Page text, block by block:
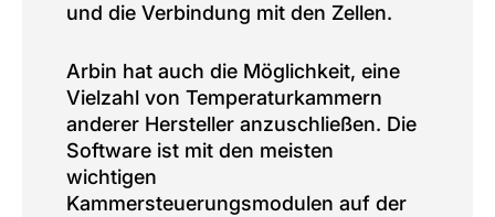
und die Verbindung mit den Zellen.
Arbin hat auch die Möglichkeit, eine
Vielzahl von Temperaturkammern
anderer Hersteller anzuschließen. Die
Software ist mit den meisten
wichtigen
Kammersteuerungsmodulen auf der